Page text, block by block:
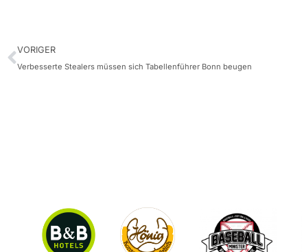
VORIGER
Verbesserte Stealers müssen sich Tabellenführer Bonn beugen